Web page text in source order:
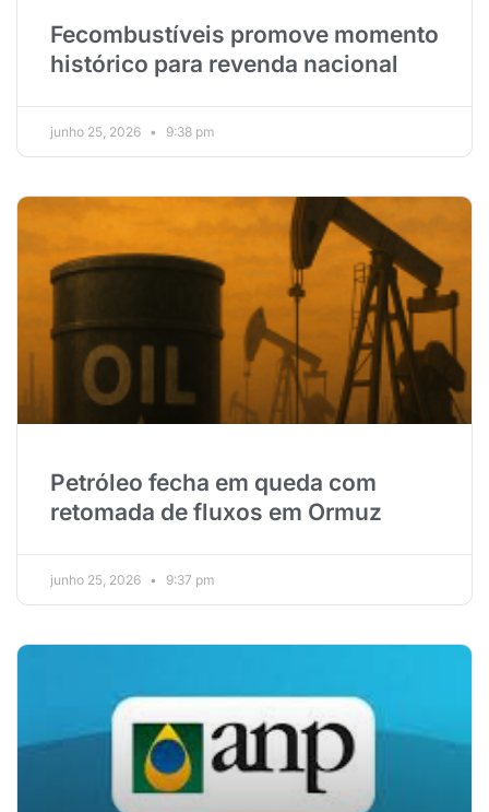
Fecombustíveis promove momento
histórico para revenda nacional
junho 25, 2026 9:38 pm
Petróleo fecha em queda com
retomada de fluxos em Ormuz
junho 25, 2026 9:37 pm